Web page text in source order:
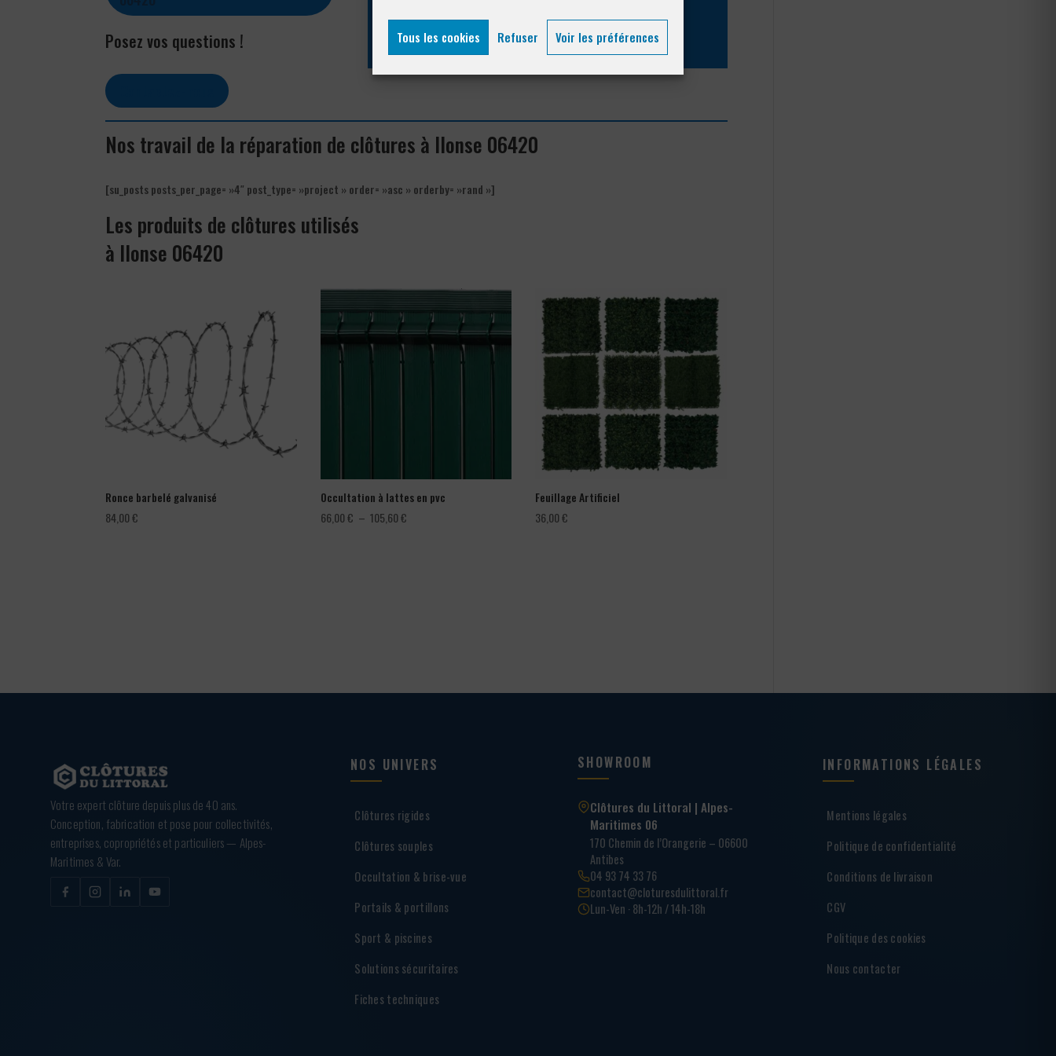
Tous les cookies Refuser Voir les préférences
Posez vos questions !
04 93 74 33 76
Nos travail de la réparation de clôtures à Ilonse 06420
[su_posts posts_per_page= »4″ post_type= »project » order= »asc » orderby= »rand »]
Les produits de clôtures utilisés
à Ilonse 06420
Ronce barbelé galvanisé
84,00€
Occultation à lattes en pvc
66,00€ – 105,60€Plage
Feuillage Artificiel
36,00€
Votre expert clôture depuis plus de 40 ans.
Conception, fabrication et pose pour collectivités,
entreprises, copropriétés et particuliers — Alpes-
Maritimes & Var.
NOS UNIVERS
Clôtures rigides
Clôtures souples
Occultation & brise-vue
Portails & portillons
Sport & piscines
Solutions sécuritaires
Fiches techniques
SHOWROOM
Clôtures du Littoral | Alpes-
Maritimes 06
170 Chemin de l’Orangerie – 06600
Antibes
04 93 74 33 76
contact@cloturesdulittoral.fr
Lun-Ven · 8h-12h / 14h-18h
INFORMATIONS LÉGALES
Mentions légales
Politique de confidentialité
Conditions de livraison
CGV
Politique des cookies
Nous contacter